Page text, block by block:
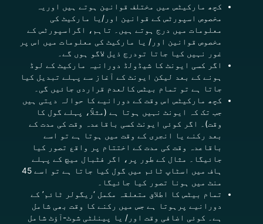
کچھ مارکیٹس میں مختلف قوانین ہوتے ہیں اوریہ
مخصوص اسپورٹس کے قوانین اور/یا مارکیٹ کی
معلومات میں درج ہوتے ہیں۔ تاہم، اگراسپورٹس کے
مخصوص قوانین اور/ یا مارکیٹ کی معلومات میں اس پر
غور نہیں کیا جاتا تودرج ذیل لاگو ہوں گے۔
اگر کسی ایونٹ کا شیڈولڈ دورانیہ مارکیٹ کے لوڈ
ہونے کے بعد لیکن ایونٹ کے آغاز سے پہلے تبدیل کیا
جاتا ہے تو تمام بیٹس کالعدم قراردی جائیں گی۔
کچھ مارکیٹس اس وقت کے دورانیے کا حوالہ دیتی ہیں
جب تک کہ ایونٹ نہیں ہوتا ہے (مثلاََ، پہلے گول کا
وقت)۔ اگر کوئی ایونٹ کسی باقاعدہ وقت کی مدت کے
بعد رکنے یا انجری کے وقت میں ہوتا ہے تو اسے
باقاعدہ وقت کی مدت کے اختتام پر واقع تصور کیا
جائیگا۔ مثال کے طور پر، اگر فٹبال میچ کے پہلے
ہاف میں اسٹاپ ٹائم میں گول کیا جاتا ہے تو اسے 45
منٹ میں ہونا تصور کیا جائیگا۔
تمام بیٹس کا اطلاق متعلقہ مکمل ‘ریگولر ٹائم’ کے
دورانیے پرہوتا ہے جس میں رکنے کا وقت بھی شامل
ہے۔ کوئی اضافی وقت اور/ یا پینلٹی شوٹ-آؤٹ شامل